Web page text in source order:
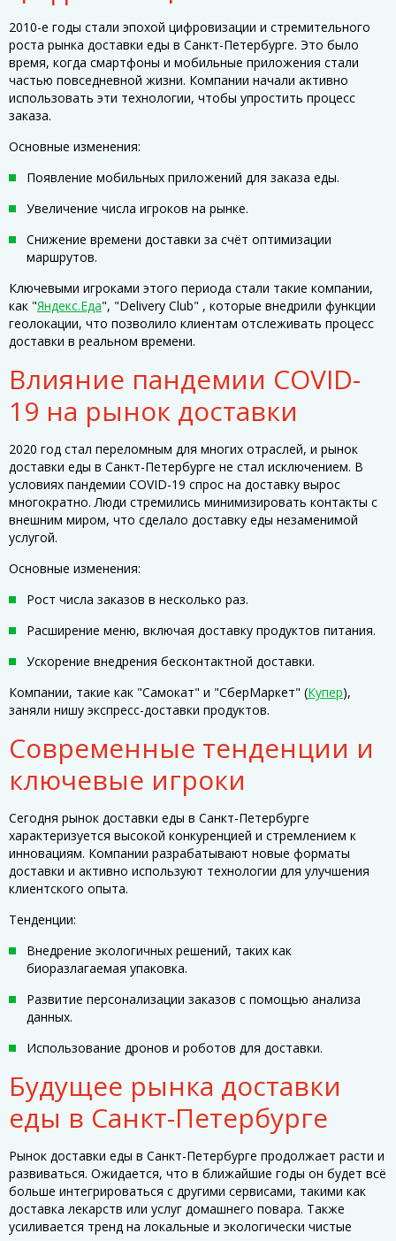
2010-е годы стали эпохой цифровизации и стремительного
роста рынка доставки еды в Санкт-Петербурге. Это было
время, когда смартфоны и мобильные приложения стали
частью повседневной жизни. Компании начали активно
использовать эти технологии, чтобы упростить процесс
заказа.
Основные изменения:
Появление мобильных приложений для заказа еды.
Увеличение числа игроков на рынке.
Снижение времени доставки за счёт оптимизации
маршрутов.
Ключевыми игроками этого периода стали такие компании,
как "Яндекс.Еда", "Delivery Club" , которые внедрили функции
геолокации, что позволило клиентам отслеживать процесс
доставки в реальном времени.
Влияние пандемии COVID-
19 на рынок доставки
2020 год стал переломным для многих отраслей, и рынок
доставки еды в Санкт-Петербурге не стал исключением. В
условиях пандемии COVID-19 спрос на доставку вырос
многократно. Люди стремились минимизировать контакты с
внешним миром, что сделало доставку еды незаменимой
услугой.
Основные изменения:
Рост числа заказов в несколько раз.
Расширение меню, включая доставку продуктов питания.
Ускорение внедрения бесконтактной доставки.
Компании, такие как "Самокат" и "СберМаркет" (Купер),
заняли нишу экспресс-доставки продуктов.
Современные тенденции и
ключевые игроки
Сегодня рынок доставки еды в Санкт-Петербурге
характеризуется высокой конкуренцией и стремлением к
инновациям. Компании разрабатывают новые форматы
доставки и активно используют технологии для улучшения
клиентского опыта.
Тенденции:
Внедрение экологичных решений, таких как
биоразлагаемая упаковка.
Развитие персонализации заказов с помощью анализа
данных.
Использование дронов и роботов для доставки.
Будущее рынка доставки
еды в Санкт-Петербурге
Рынок доставки еды в Санкт-Петербурге продолжает расти и
развиваться. Ожидается, что в ближайшие годы он будет всё
больше интегрироваться с другими сервисами, такими как
доставка лекарств или услуг домашнего повара. Также
усиливается тренд на локальные и экологически чистые